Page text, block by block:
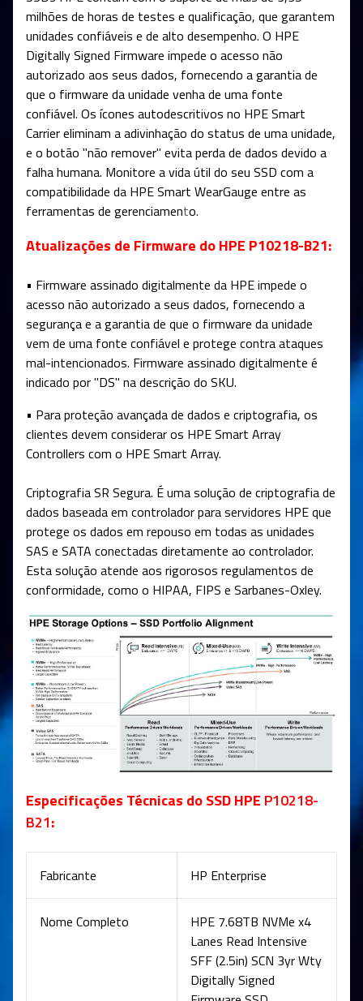
milhões de horas de testes e qualificação, que garantem
unidades confiáveis e de alto desempenho. O HPE
Digitally Signed Firmware impede o acesso não
autorizado aos seus dados, fornecendo a garantia de
que o firmware da unidade venha de uma fonte
confiável. Os ícones autodescritivos no HPE Smart
Carrier eliminam a adivinhação do status de uma unidade,
e o botão "não remover" evita perda de dados devido a
falha humana. Monitore a vida útil do seu SSD com a
compatibilidade da HPE Smart WearGauge entre as
ferramentas de gerenciamento.
Atualizações de Firmware do HPE P10218-B21:
• Firmware assinado digitalmente da HPE impede o
acesso não autorizado a seus dados, fornecendo a
segurança e a garantia de que o firmware da unidade
vem de uma fonte confiável e protege contra ataques
mal-intencionados. Firmware assinado digitalmente é
indicado por "DS" na descrição do SKU.
• Para proteção avançada de dados e criptografia, os
clientes devem considerar os HPE Smart Array
Controllers com o HPE Smart Array.
Criptografia SR Segura. É uma solução de criptografia de
dados baseada em controlador para servidores HPE que
protege os dados em repouso em todas as unidades
SAS e SATA conectadas diretamente ao controlador.
Esta solução atende aos rigorosos regulamentos de
conformidade, como o HIPAA, FIPS e Sarbanes-Oxley.
Especificações Técnicas do SSD HPE P10218-
B21:
Fabricante HP Enterprise
Nome Completo
HPE 7.68TB NVMe x4
Lanes Read Intensive
SFF (2.5in) SCN 3yr Wty
Digitally Signed